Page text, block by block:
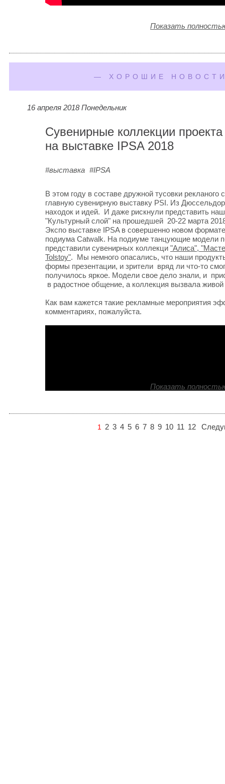
Показать
— ХОРОШИЕ
16 апреля 2018 Понедельник
Сувенирные коллекции
на выставке IPSA 2018
#выставка #IPSA
Показать
В этом году в составе дружной тусовки
главную сувенирную выставку PSI. Из
находок и идей. И даже рискнули представить
"Культурный слой" на прошедшей 20-22 марта
Экспо выставке IPSA в совершенно новом
подиума Catwalk. На подиуме танцующие модели
представили сувенирных коллекци "Алиса",
Tolstoy". Мы немного опасались, что наши
формы презентации, и зрители вряд ли что-то
получилось яркое. Модели свое дело знали, и
в радостное общение, а коллекция вызвала
Как вам кажется такие рекламные мероприятия
комментариях, пожалуйста.
1 2 3 4 5 6 7 8 9 10 11 12